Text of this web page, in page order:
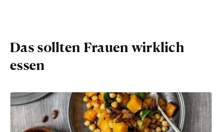
Das sollten Frauen wirklich
essen